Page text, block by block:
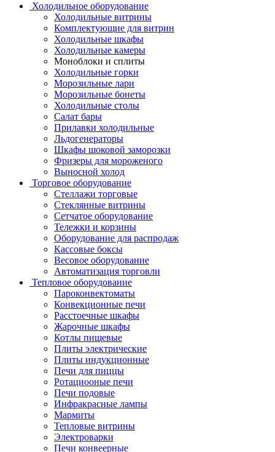
Холодильное оборудование
Холодильные витрины
Комплектующие для витрин
Холодильные шкафы
Холодильные камеры
Моноблоки и сплиты
Холодильные горки
Морозильные лари
Морозильные бонеты
Холодильные столы
Салат бары
Прилавки холодильные
Льдогенераторы
Шкафы шоковой заморозки
Фризеры для мороженого
Выносной холод
Торговое оборудование
Стеллажи торговые
Стеклянные витрины
Сетчатое оборудование
Тележки и корзины
Оборудование для распродаж
Кассовые боксы
Весовое оборудование
Автоматизация торговли
Тепловое оборудование
Пароконвектоматы
Конвекционные печи
Расстоечные шкафы
Жарочные шкафы
Котлы пищевые
Плиты электрические
Плиты индукционные
Печи для пиццы
Ротациооные печи
Печи подовые
Инфракрасные лампы
Мармиты
Тепловые витрины
Электроварки
Печи конвеерные